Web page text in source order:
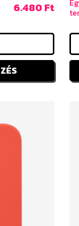
6.480 Ft